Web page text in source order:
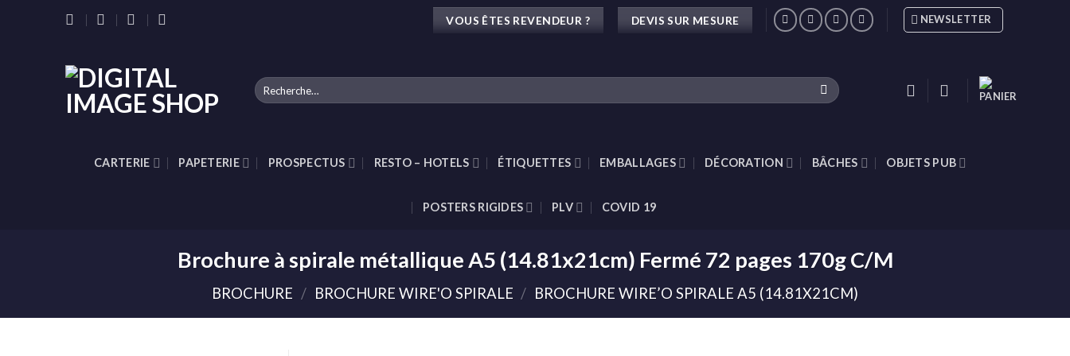
VOUS ÊTES REVENDEUR ? DEVIS SUR MESURE NEWSLETTER
Recherche
pour :
CARTERIE PAPETERIE PROSPECTUS RESTO – HOTELS ÉTIQUETTES EMBALLAGES DÉCORATION BÂCHES OBJETS PUB
POSTERS RIGIDES PLV COVID 19
Brochure à spirale métallique A5 (14.81x21cm) Fermé 72 pages 170g C/M
BROCHURE / BROCHURE WIRE'O SPIRALE / BROCHURE WIRE’O SPIRALE A5 (14.81X21CM)